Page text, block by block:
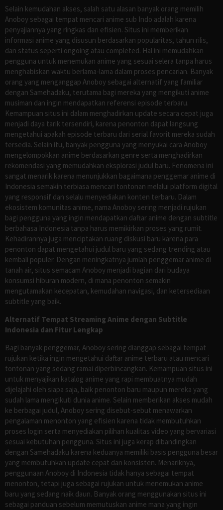
Selain kemudahan akses, salah satu alasan banyak orang memilih
Anoboy sebagai tempat mencari anime sub Indo adalah karena
penyajiannya yang ringkas dan efisien. Situs ini memberikan
informasi anime yang disusun berdasarkan popularitas, tahun rilis,
dan status seperti ongoing atau completed. Hal ini memudahkan
pengguna untuk menemukan anime yang sesuai selera tanpa harus
menghabiskan waktu berlama-lama dalam proses pencarian. Banyak
orang yang menganggap Anoboy sebagai alternatif yang familiar
dengan Samehadaku, terutama bagi mereka yang mengikuti anime
musiman dan ingin mendapatkan referensi episode terbaru.
Kemampuan situs ini dalam menghadirkan update secara cepat juga
menjadi daya tarik tersendiri, karena penonton dapat langsung
mengetahui apakah episode terbaru dari serial favorit mereka sudah
tersedia. Selain itu, banyak pengguna yang menyukai cara Anoboy
mengelompokkan anime berdasarkan genre serta menghadirkan
rekomendasi yang memudahkan eksplorasi judul baru. Fenomena ini
sangat menarik karena menunjukkan bagaimana penggemar anime di
Indonesia semakin terbiasa mencari tontonan melalui platform digital
yang responsif dan selalu menyediakan konten terbaru. Dalam
ekosistem komunitas anime, nama Anoboy sering menjadi rujukan
bagi pengguna yang ingin mendapatkan daftar anime dengan subtitle
berbahasa Indonesia tanpa harus memikirkan proses yang rumit.
Kehadirannya juga menciptakan ruang diskusi baru karena para
penonton dapat mengetahui judul baru yang sedang trending atau
kembali populer. Dengan meningkatnya jumlah penggemar anime di
tanah air, situs semacam Anoboy menjadi bagian dari budaya
konsumsi hiburan modern, di mana penonton semakin
mengutamakan kecepatan, kemudahan navigasi, dan ketersediaan
subtitle yang baik.
Alternatif Tempat Streaming Anime dengan Subtitle
Indonesia dan Fitur Lengkap
Bagi banyak penggemar, Anoboy sering dianggap sebagai tempat
rujukan ketika ingin mengetahui daftar anime terbaru atau mencari
tontonan yang sedang ramai diperbincangkan. Kemampuan situs ini
untuk menyajikan katalog anime yang rapi membuatnya mudah
dijelajahi oleh siapa saja, baik penonton baru maupun mereka yang
sudah lama mengikuti dunia anime. Selain memberikan akses mudah
ke berbagai judul, Anoboy sering disebut-sebut menawarkan
pengalaman menonton yang efisien karena tidak membutuhkan
proses login serta menyediakan pilihan kualitas video yang bervariasi
sesuai kebutuhan pengguna. Situs ini juga kerap dibandingkan
dengan Samehadaku karena keduanya memiliki basis pengguna besar
yang membutuhkan update cepat dan konsisten. Menariknya,
penggunaan Anoboy di Indonesia tidak hanya sebagai tempat
menonton, tetapi juga sebagai rujukan untuk menemukan anime
baru yang sedang naik daun. Banyak orang menggunakan situs ini
sebagai panduan sebelum memutuskan anime mana yang ingin